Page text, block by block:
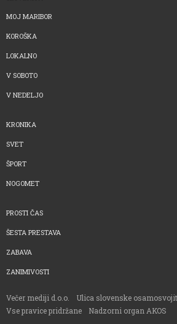
MOJ MARIBOR
KOROŠKA
LOKALNO
V SOBOTO
V NEDELJO
KRONIKA
SVET
ŠPORT
NOGOMET
PROSTI ČAS
ŠESTA PRESTAVA
ZABAVA
ZANIMIVOSTI
Večer mediji d.o.o.
Ulica slovenske
Vse pravice pridržane
Nadzorni organ AKOS